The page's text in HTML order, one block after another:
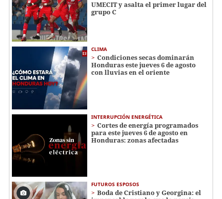
UMECIT y asalta el primer lugar del
grupo C
CLIMA
Condiciones secas dominarán
Honduras este jueves 6 de agosto
con lluvias en el oriente
INTERRUPCIÓN ENERGÉTICA
Cortes de energía programados
para este jueves 6 de agosto en
Honduras: zonas afectadas
FUTUROS ESPOSOS
Boda de Cristiano y Georgina: el